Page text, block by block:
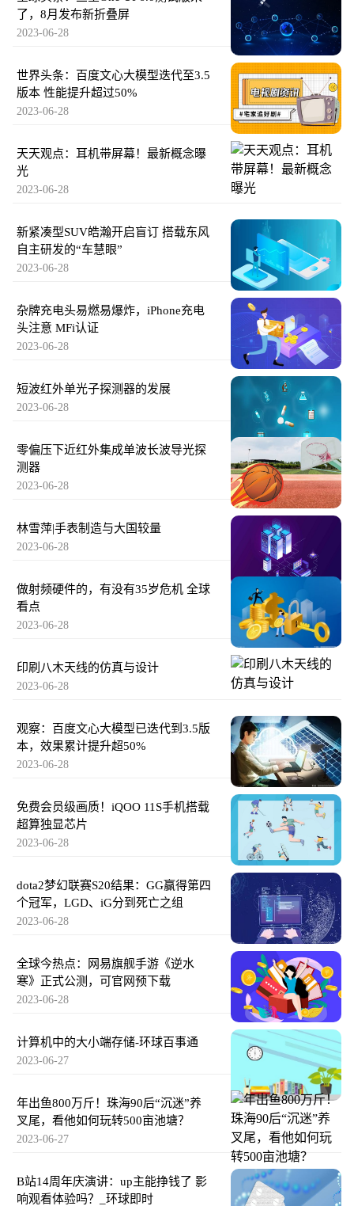
了，8月发布新折叠屏
2023-06-28
世界头条：百度文心大模型迭代至3.5
版本 性能提升超过50%
2023-06-28
天天观点：耳机带屏幕！最新概念曝
光
2023-06-28
新紧凑型SUV皓瀚开启盲订 搭载东风
自主研发的“车慧眼”
2023-06-28
杂牌充电头易燃易爆炸，iPhone充电
头注意 MFi认证
2023-06-28
短波红外单光子探测器的发展
2023-06-28
零偏压下近红外集成单波长波导光探
测器
2023-06-28
林雪萍|手表制造与大国较量
2023-06-28
做射频硬件的，有没有35岁危机 全球
看点
2023-06-28
印刷八木天线的仿真与设计
2023-06-28
观察：百度文心大模型已迭代到3.5版
本，效果累计提升超50%
2023-06-28
免费会员级画质！iQOO 11S手机搭载
超算独显芯片
2023-06-28
dota2梦幻联赛S20结果：GG赢得第四
个冠军，LGD、iG分到死亡之组
2023-06-28
全球今热点：网易旗舰手游《逆水
寒》正式公测，可官网预下载
2023-06-28
计算机中的大小端存储-环球百事通
2023-06-27
年出鱼800万斤！珠海90后“沉迷”养
叉尾，看他如何玩转500亩池塘？
2023-06-27
B站14周年庆演讲：up主能挣钱了 影
响观看体验吗？_环球即时